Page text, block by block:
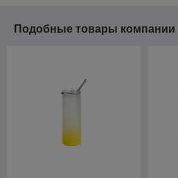
Подобные товары компании